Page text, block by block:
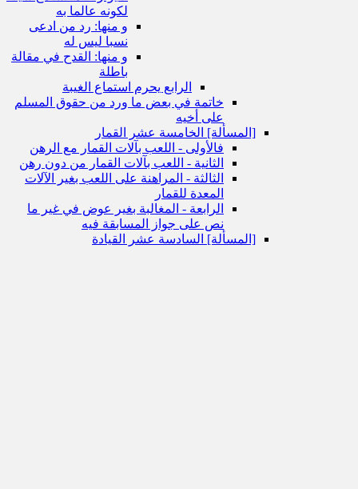
لكونه عالما به
و منها: رد من ادعى
نسبا ليس له
و منها: القدح في مقالة
باطلة
الرابع يحرم استماع الغيبة
خاتمة في بعض ما ورد من حقوق المسلم
على أخيه
[المسألة] الخامسة عشر القمار
فالأولى - اللعب بآلات القمار مع الرهن
الثانية - اللعب بآلات القمار من دون رهن
الثالثة - المراهنة على اللعب بغير الآلات
المعدة للقمار
الرابعة - المغالبة بغير عوض في غير ما
نص على جواز المسابقة فيه
[المسألة] السادسة عشر القيادة